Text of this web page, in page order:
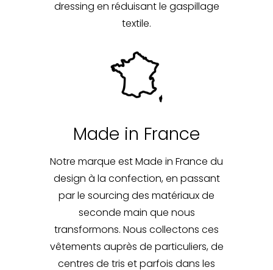
dressing en réduisant le gaspillage
textile.
Made in France
Notre marque est Made in France du
design à la confection, en passant
par le sourcing des matériaux de
seconde main que nous
transformons. Nous collectons ces
vêtements auprès de particuliers, de
centres de tris et parfois dans les